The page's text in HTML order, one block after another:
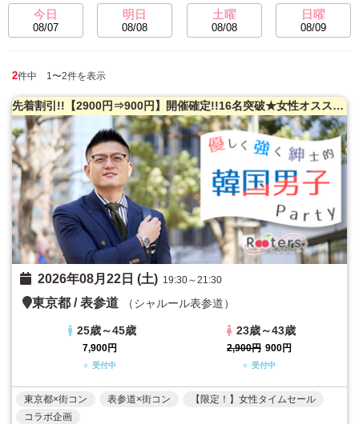
今日
08/07
明日
08/08
土曜
08/08
日曜
08/09
2件中 1〜2件を表示
先着割引!!【2900円⇒900円】開催確定!!16名突破★女性オススメ♪【韓国男性×韓国人男性と出会いたい日本人女性】☆日韓交流☆超特出逢いの極みSP
2026年08月22日 (土) 19:30～21:30
東京都 /表参道 （シャルール表参道）
25歳～45歳
7,900円
○ 受付中
23歳～43歳
2,900円 900円
○ 受付中
東京都×街コン 表参道×街コン
【限定！】女性タイムセール
コラボ企画